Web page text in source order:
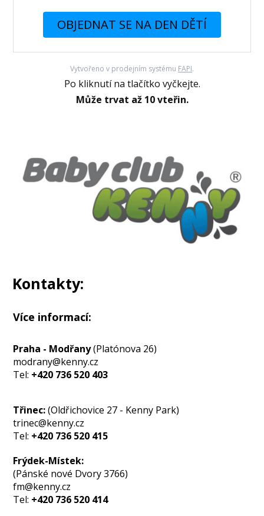
OBJEDNAT SE NA DEN DĚTÍ
Vytvořeno v prodejním systému FAPI.
Po kliknutí na tlačítko vyčkejte.
Může trvat až 10 vteřin.
Kontakty:
Více informací:
Praha - Modřany(Platónova 26)
modrany@kenny.cz
Tel: +420 736 520 403
Třinec:(Oldřichovice 27 - Kenny Park)
trinec@kenny.cz
Tel: +420 736 520 415
Frýdek-Místek:
(Pánské nové Dvory 3766)
fm@kenny.cz
Tel: +420 736 520 414